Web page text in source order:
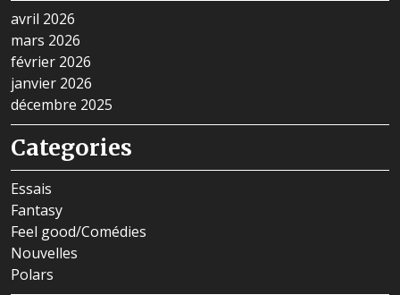
avril 2026
mars 2026
février 2026
janvier 2026
décembre 2025
Categories
Essais
Fantasy
Feel good/Comédies
Nouvelles
Polars